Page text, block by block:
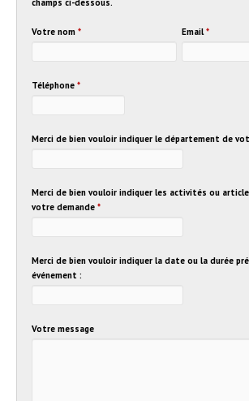
champs ci-dessous.
Votre nom * Email*
Téléphone *
Merci de bien vouloir indiquer le département de
Merci de bien vouloir indiquer les activités ou
votre demande *
Merci de bien vouloir indiquer la date ou la durée
événement :
Votre message